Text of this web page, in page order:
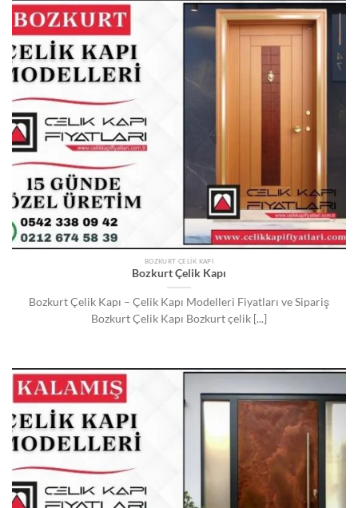
BOZKURT ÇELIK KAPI
Bozkurt Çelik Kapı
Bozkurt Çelik Kapı – Çelik Kapı Modelleri Fiyatları ve Sipariş
Bozkurt Çelik Kapı Bozkurt çelik [...]